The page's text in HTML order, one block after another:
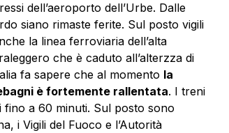
dell’aeroporto dell’Urbe. Dalle
siano rimaste ferite. Sul posto vigili
la linea ferroviaria dell’alta
che è caduto all’alterzza di
fa sapere che al momento la
è fortemente rallentata. I treni
a 60 minuti. Sul posto sono
i Vigili del Fuoco e l’Autorità